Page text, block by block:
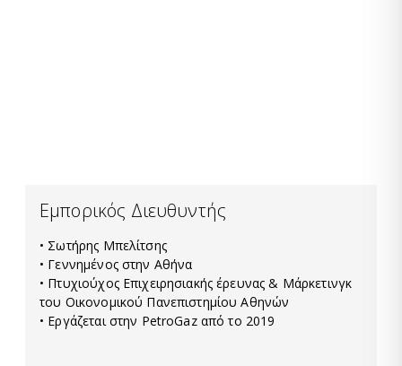
Εμπορικός Διευθυντής
• Σωτήρης Μπελίτσης
• Γεννημένος στην Αθήνα
• Πτυχιούχος Επιχειρησιακής έρευνας & Μάρκετινγκ
του Οικονομικού Πανεπιστημίου Αθηνών
• Εργάζεται στην PetroGaz από το 2019